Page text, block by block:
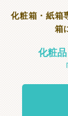
化粧箱・紙箱
箱
化粧